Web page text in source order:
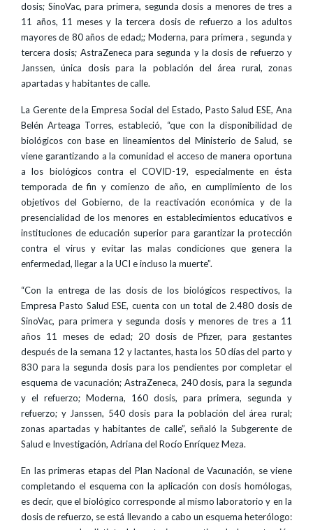
dosis; SinoVac, para primera, segunda dosis a menores de tres a
11 años, 11 meses y la tercera dosis de refuerzo a los adultos
mayores de 80 años de edad;; Moderna, para primera , segunda y
tercera dosis; AstraZeneca para segunda y la dosis de refuerzo y
Janssen, única dosis para la población del área rural, zonas
apartadas y habitantes de calle.
La Gerente de la Empresa Social del Estado, Pasto Salud ESE, Ana
Belén Arteaga Torres, estableció, “que con la disponibilidad de
biológicos con base en lineamientos del Ministerio de Salud, se
viene garantizando a la comunidad el acceso de manera oportuna
a los biológicos contra el COVID-19, especialmente en ésta
temporada de fin y comienzo de año, en cumplimiento de los
objetivos del Gobierno, de la reactivación económica y de la
presencialidad de los menores en establecimientos educativos e
instituciones de educación superior para garantizar la protección
contra el virus y evitar las malas condiciones que genera la
enfermedad, llegar a la UCI e incluso la muerte”.
“Con la entrega de las dosis de los biológicos respectivos, la
Empresa Pasto Salud ESE, cuenta con un total de 2.480 dosis de
SinoVac, para primera y segunda dosis y menores de tres a 11
años 11 meses de edad; 20 dosis de Pfizer, para gestantes
después de la semana 12 y lactantes, hasta los 50 días del parto y
830 para la segunda dosis para los pendientes por completar el
esquema de vacunación; AstraZeneca, 240 dosis, para la segunda
y el refuerzo; Moderna, 160 dosis, para primera, segunda y
refuerzo; y Janssen, 540 dosis para la población del área rural;
zonas apartadas y habitantes de calle”, señaló la Subgerente de
Salud e Investigación, Adriana del Rocío Enríquez Meza.
En las primeras etapas del Plan Nacional de Vacunación, se viene
completando el esquema con la aplicación con dosis homólogas,
es decir, que el biológico corresponde al mismo laboratorio y en la
dosis de refuerzo, se está llevando a cabo un esquema heterólogo: